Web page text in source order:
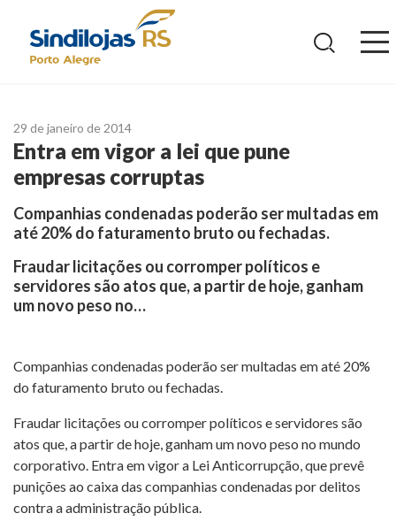
29 de janeiro de 2014
Entra em vigor a lei que pune
empresas corruptas
Companhias condenadas poderão ser multadas em
até 20% do faturamento bruto ou fechadas.
Fraudar licitações ou corromper políticos e
servidores são atos que, a partir de hoje, ganham
um novo peso no…
Companhias condenadas poderão ser multadas em até 20%
do faturamento bruto ou fechadas.
Fraudar licitações ou corromper políticos e servidores são
atos que, a partir de hoje, ganham um novo peso no mundo
corporativo. Entra em vigor a Lei Anticorrupção, que prevê
punições ao caixa das companhias condenadas por delitos
contra a administração pública.